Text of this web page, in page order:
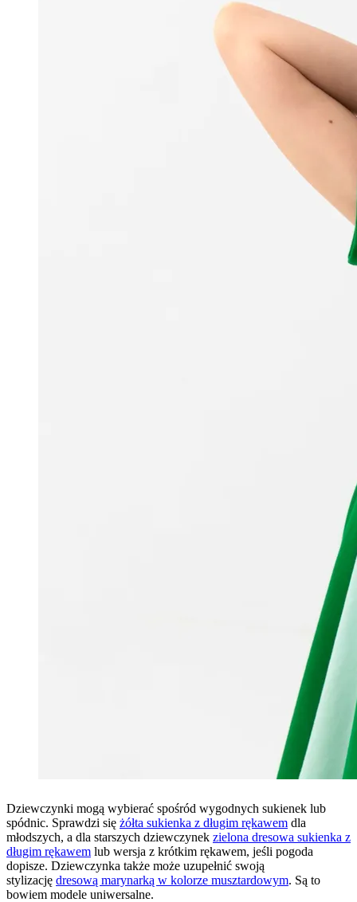
Dziewczynki mogą wybierać spośród wygodnych sukienek lub
spódnic. Sprawdzi się żółta sukienka z długim rękawem dla
młodszych, a dla starszych dziewczynek zielona dresowa sukienka z
długim rękawem lub wersja z krótkim rękawem, jeśli pogoda
dopisze. Dziewczynka także może uzupełnić swoją
stylizację dresową marynarką w kolorze musztardowym. Są to
bowiem modele uniwersalne.